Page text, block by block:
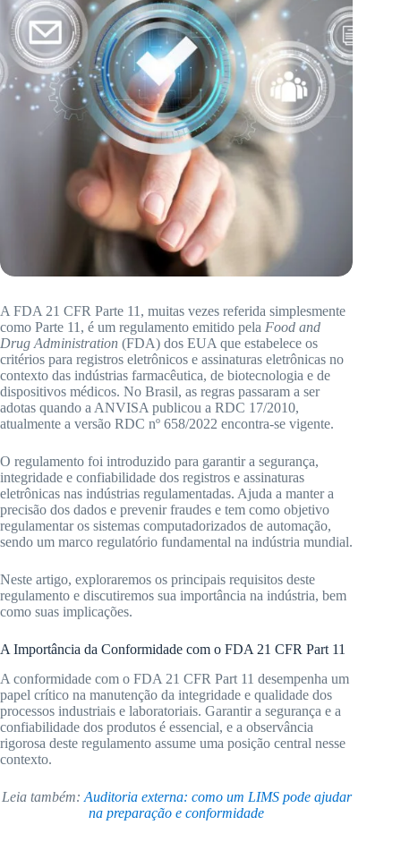
A FDA 21 CFR Parte 11, muitas vezes referida simplesmente
como Parte 11, é um regulamento emitido pela Food and
Drug Administration (FDA) dos EUA que estabelece os
critérios para registros eletrônicos e assinaturas eletrônicas no
contexto das indústrias farmacêutica, de biotecnologia e de
dispositivos médicos. No Brasil, as regras passaram a ser
adotas quando a ANVISA publicou a RDC 17/2010,
atualmente a versão RDC nº 658/2022 encontra-se vigente.
O regulamento foi introduzido para garantir a segurança,
integridade e confiabilidade dos registros e assinaturas
eletrônicas nas indústrias regulamentadas. Ajuda a manter a
precisão dos dados e prevenir fraudes e tem como objetivo
regulamentar os sistemas computadorizados de automação,
sendo um marco regulatório fundamental na indústria mundial.
Neste artigo, exploraremos os principais requisitos deste
regulamento e discutiremos sua importância na indústria, bem
como suas implicações.
A Importância da Conformidade com o FDA 21 CFR Part 11
A conformidade com o FDA 21 CFR Part 11 desempenha um
papel crítico na manutenção da integridade e qualidade dos
processos industriais e laboratoriais. Garantir a segurança e a
confiabilidade dos produtos é essencial, e a observância
rigorosa deste regulamento assume uma posição central nesse
contexto.
Leia também: Auditoria externa: como um LIMS pode ajudar
na preparação e conformidade